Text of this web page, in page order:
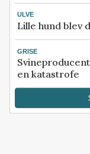
ULVE
Lille hund blev
GRISE
en katastrofe